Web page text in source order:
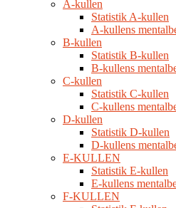
A-kullen
Statistik A-kullen
A-kullens
B-kullen
Statistik B-kullen
B-kullens
C-kullen
Statistik C-kullen
C-kullens
D-kullen
Statistik D-kullen
D-kullens
E-KULLEN
Statistik E-kullen
E-kullens
F-KULLEN